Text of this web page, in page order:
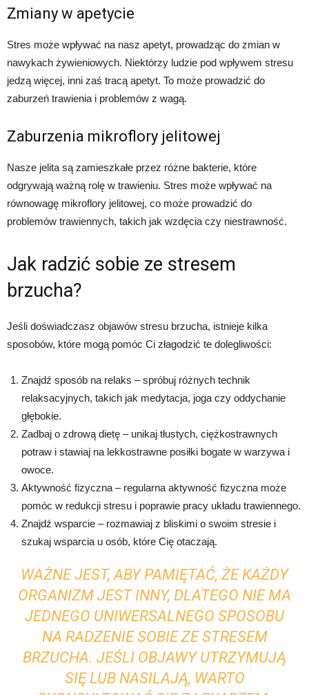
Zmiany w apetycie
Stres może wpływać na nasz apetyt, prowadząc do zmian w
nawykach żywieniowych. Niektórzy ludzie pod wpływem stresu
jedzą więcej, inni zaś tracą apetyt. To może prowadzić do
zaburzeń trawienia i problemów z wagą.
Zaburzenia mikroflory jelitowej
Nasze jelita są zamieszkałe przez różne bakterie, które
odgrywają ważną rolę w trawieniu. Stres może wpływać na
równowagę mikroflory jelitowej, co może prowadzić do
problemów trawiennych, takich jak wzdęcia czy niestrawność.
Jak radzić sobie ze stresem
brzucha?
Jeśli doświadczasz objawów stresu brzucha, istnieje kilka
sposobów, które mogą pomóc Ci złagodzić te dolegliwości:
Znajdź sposób na relaks – spróbuj różnych technik
relaksacyjnych, takich jak medytacja, joga czy oddychanie
głębokie.
Zadbaj o zdrową dietę – unikaj tłustych, ciężkostrawnych
potraw i stawiaj na lekkostrawne posiłki bogate w warzywa i
owoce.
Aktywność fizyczna – regularna aktywność fizyczna może
pomóc w redukcji stresu i poprawie pracy układu trawiennego.
Znajdź wsparcie – rozmawiaj z bliskimi o swoim stresie i
szukaj wsparcia u osób, które Cię otaczają.
WAŻNE JEST, ABY PAMIĘTAĆ, ŻE KAŻDY
ORGANIZM JEST INNY, DLATEGO NIE MA
JEDNEGO UNIWERSALNEGO SPOSOBU
NA RADZENIE SOBIE ZE STRESEM
BRZUCHA. JEŚLI OBJAWY UTRZYMUJĄ
SIĘ LUB NASILAJĄ, WARTO